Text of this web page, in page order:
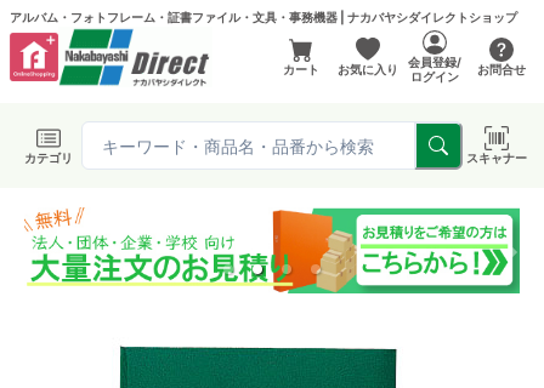
アルバム・フォトフレーム・証書ファイル・文具・事務機器 | ナカバヤシダイレクトショップ
カート お気に入り
会員登録/
ログイン
お問合せ
カテゴリ スキャナー